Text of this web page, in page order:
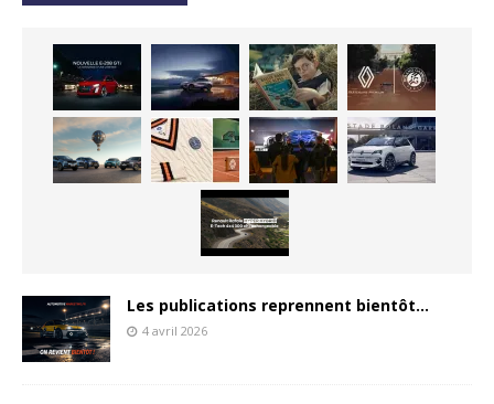
Les publications reprennent bientôt…
4 avril 2026